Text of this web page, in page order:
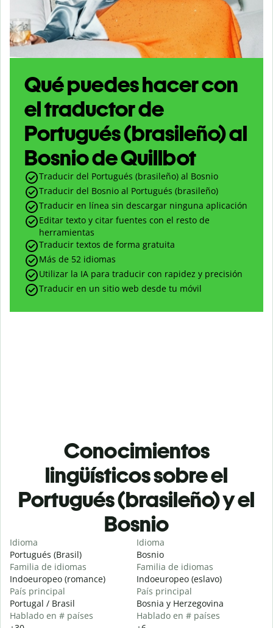
Qué puedes hacer con
el traductor de
Portugués (brasileño) al
Bosnio de Quillbot
Traducir del Portugués (brasileño) al Bosnio
Traducir del Bosnio al Portugués (brasileño)
Traducir en línea sin descargar ninguna aplicación
Editar texto y citar fuentes con el resto de
herramientas
Traducir textos de forma gratuita
Más de 52 idiomas
Utilizar la IA para traducir con rapidez y precisión
Traducir en un sitio web desde tu móvil
Conocimientos
lingüísticos sobre el
Portugués (brasileño) y el
Bosnio
Idioma
Portugués (Brasil)
Familia de idiomas
Indoeuropeo (romance)
País principal
Portugal / Brasil
Hablado en # países
Idioma
Bosnio
Familia de idiomas
Indoeuropeo (eslavo)
País principal
Bosnia y Herzegovina
Hablado en # países